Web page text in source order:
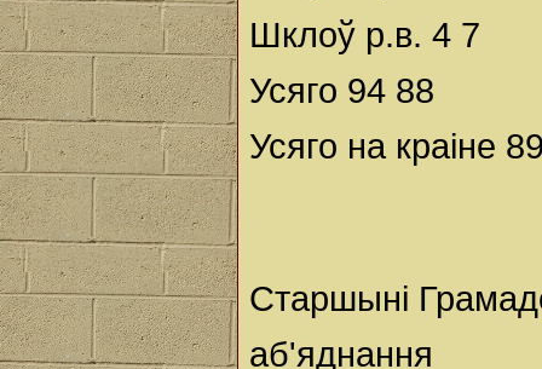
Шклоў р.в. 4 7
Усяго 94 88
Усяго на краіне
Старшыні
аб'яднання